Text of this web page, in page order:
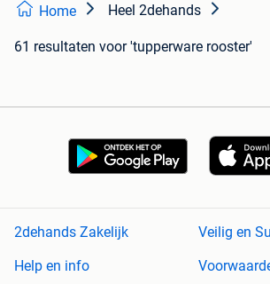
Home Heel 2dehands
61 resultaten voor 'tupperware rooster'
2dehands Zakelijk
Veilig en
Help en info